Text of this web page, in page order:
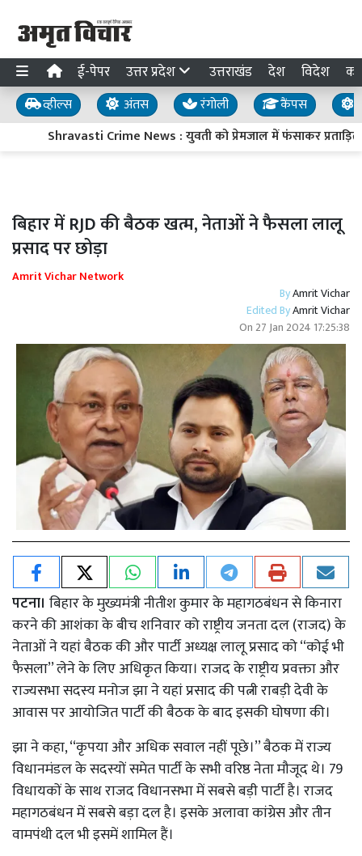
ई-पेपर उत्तर प्रदेश उत्तराखंड देश विदेश
व्हील्स अंतस रंगोली कैंपस
Shravasti Crime News : युवती को प्रेमजाल में फंसाकर प्रताड़ित
बिहार में RJD की बैठक खत्म, नेताओं ने फैसला लालू
प्रसाद पर छोड़ा
Amrit Vichar Network
ByAmrit Vichar
Edited ByAmrit Vichar
On 27 Jan 2024 17:25:38
पटना। बिहार के मुख्यमंत्री नीतीश कुमार के महागठबंधन से किनारा
करने की आशंका के बीच शनिवार को राष्ट्रीय जनता दल (राजद) के
नेताओं ने यहां बैठक की और पार्टी अध्यक्ष लालू प्रसाद को ‘‘कोई भी
फैसला’’ लेने के लिए अधिकृत किया। राजद के राष्ट्रीय प्रवक्ता और
राज्यसभा सदस्य मनोज झा ने यहां प्रसाद की पत्नी राबड़ी देवी के
आवास पर आयोजित पार्टी की बैठक के बाद इसकी घोषणा की।
झा ने कहा, ‘‘कृपया और अधिक सवाल नहीं पूछे।’’ बैठक में राज्य
विधानमंडल के सदस्यों समेत पार्टी के सभी वरिष्ठ नेता मौजूद थे। 79
विधायकों के साथ राजद विधानसभा में सबसे बड़ी पार्टी है। राजद
महागठबंधन में सबसे बड़ा दल है। इसके अलावा कांग्रेस और तीन
वामपंथी दल भी इसमें शामिल हैं।